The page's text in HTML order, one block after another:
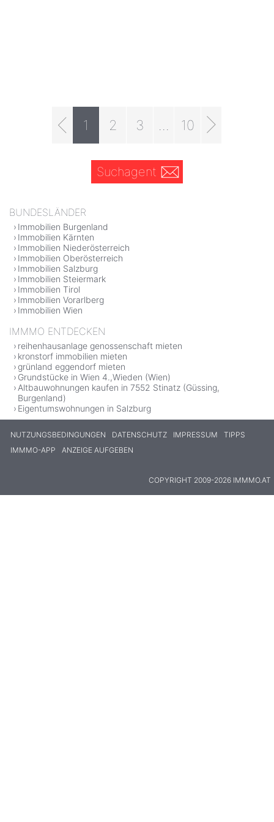
1 2 3 10
Suchagent
BUNDESLÄNDER
Immobilien Burgenland
Immobilien Kärnten
Immobilien Niederösterreich
Immobilien Oberösterreich
Immobilien Salzburg
Immobilien Steiermark
Immobilien Tirol
Immobilien Vorarlberg
Immobilien Wien
IMMMO ENTDECKEN
reihenhausanlage genossenschaft mieten
kronstorf immobilien mieten
grünland eggendorf mieten
Grundstücke in Wien 4.,Wieden (Wien)
Altbauwohnungen kaufen in 7552 Stinatz (Güssing,
Burgenland)
Eigentumswohnungen in Salzburg
NUTZUNGSBEDINGUNGEN DATENSCHUTZ IMPRESSUM
TIPPS
IMMMO-APP
ANZEIGE AUFGEBEN
COPYRIGHT 2009-2026 IMMMO.AT